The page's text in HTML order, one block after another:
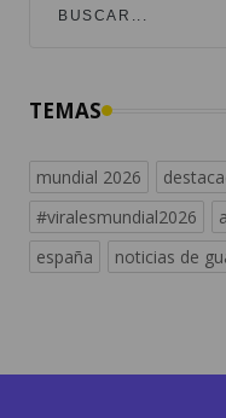
mundial 2026
españa
noticias de